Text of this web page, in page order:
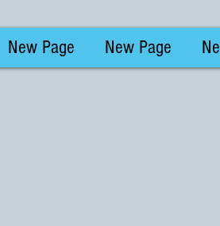
New Page New Page